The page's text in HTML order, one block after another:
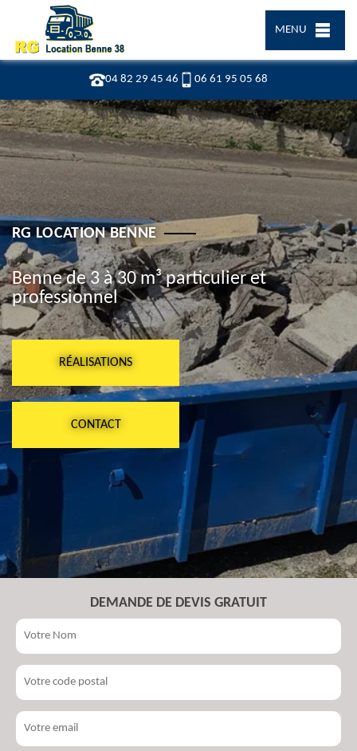
04 82 29 45 46 06 61 95 05 68
MENU
RG LOCATION BENNE
Benne de 3 à 30 m³ particulier et
professionnel
RÉALISATIONS
CONTACT
DEMANDE DE DEVIS GRATUIT